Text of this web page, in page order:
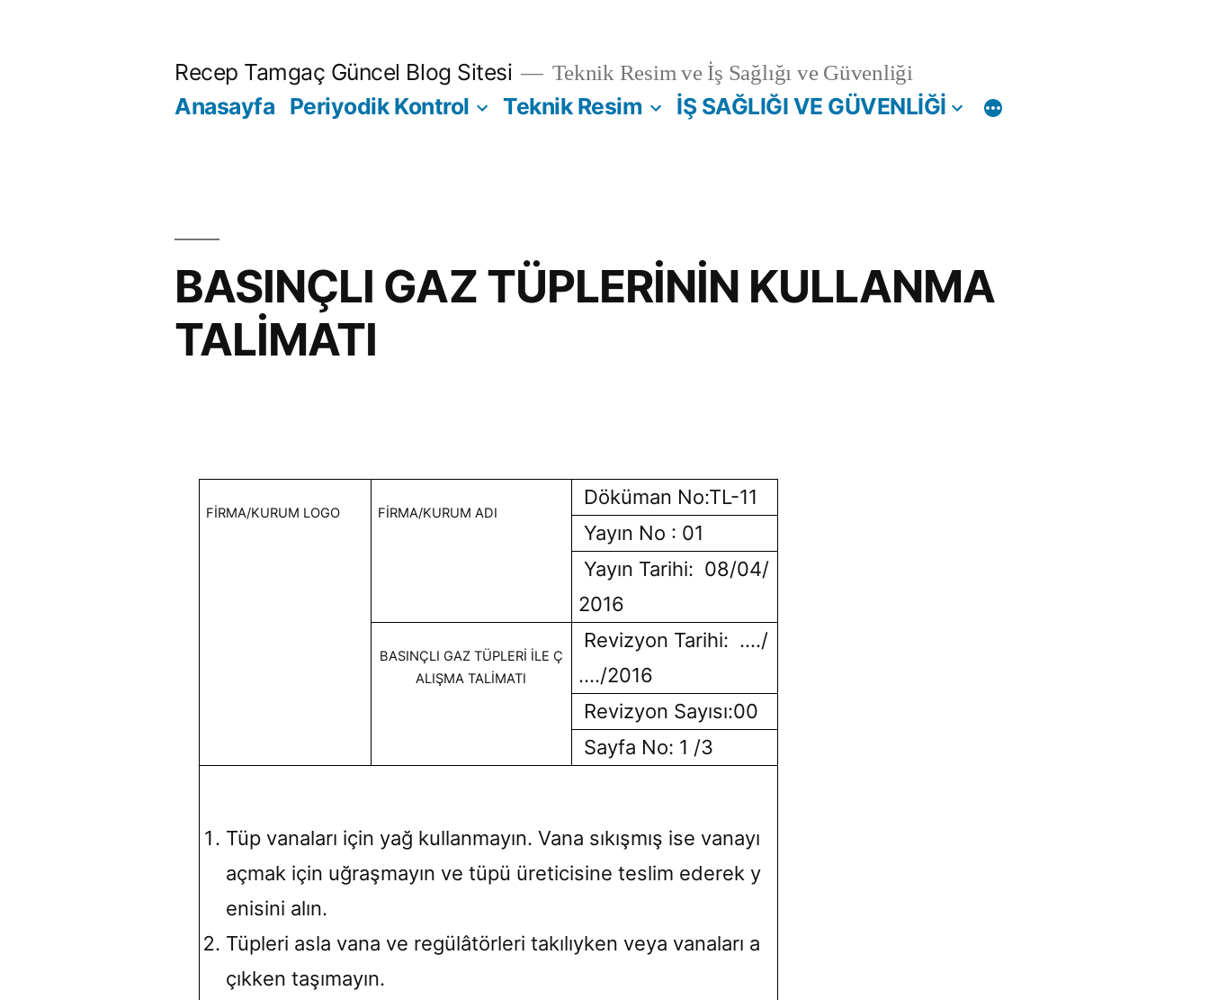
Recep Tamgaç Güncel Blog Sitesi Teknik Resim ve İş Sağlığı ve Güvenliği
Anasayfa Periyodik Kontrol Teknik Resim İŞ SAĞLIĞI VE GÜVENLİĞİ
BASINÇLI GAZ TÜPLERİNİN KULLANMA
TALİMATI
FİRMA/KURUM LOGO FİRMA/KURUM ADI
Döküman No:TL-11
Yayın No : 01
Yayın Tarihi: 08/04/
2016
BASINÇLI GAZ TÜPLERİ İLE Ç
ALIŞMA TALİMATI
Revizyon Tarihi: …./
…./2016
Revizyon Sayısı:00
Sayfa No: 1 /3
Tüp vanaları için yağ kullanmayın. Vana sıkışmış ise vanayı
açmak için uğraşmayın ve tüpü üreticisine teslim ederek y
enisini alın.
Tüpleri asla vana ve regülâtörleri takılıyken veya vanaları a
çıkken taşımayın.